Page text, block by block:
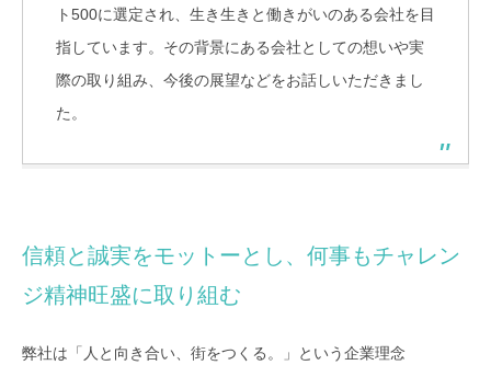
ト500に選定され、生き生きと働きがいのある会社を目
指しています。その背景にある会社としての想いや実
際の取り組み、今後の展望などをお話しいただきまし
た。
信頼と誠実をモットーとし、何事もチャレン
ジ精神旺盛に取り組む
弊社は「人と向き合い、街をつくる。」という企業理念